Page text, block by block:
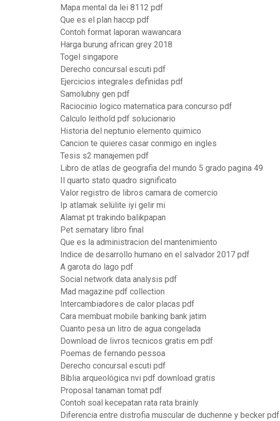
Mapa mental da lei 8112 pdf
Que es el plan haccp pdf
Contoh format laporan wawancara
Harga burung african grey 2018
Togel singapore
Derecho concursal escuti pdf
Ejercicios integrales definidas pdf
Samolubny gen pdf
Raciocinio logico matematica para concurso pdf
Calculo leithold pdf solucionario
Historia del neptunio elemento quimico
Cancion te quieres casar conmigo en ingles
Tesis s2 manajemen pdf
Libro de atlas de geografia del mundo 5 grado pagina 49
Il quarto stato quadro significato
Valor registro de libros camara de comercio
Ip atlamak selülite iyi gelir mi
Alamat pt trakindo balikpapan
Pet sematary libro final
Que es la administracion del mantenimiento
Indice de desarrollo humano en el salvador 2017 pdf
A garota do lago pdf
Social network data analysis pdf
Mad magazine pdf collection
Intercambiadores de calor placas pdf
Cara membuat mobile banking bank jatim
Cuanto pesa un litro de agua congelada
Download de livros tecnicos gratis em pdf
Poemas de fernando pessoa
Derecho concursal escuti pdf
Bíblia arqueológica nvi pdf download gratis
Proposal tanaman tomat pdf
Contoh soal kecepatan rata rata brainly
Diferencia entre distrofia muscular de duchenne y becker pdf